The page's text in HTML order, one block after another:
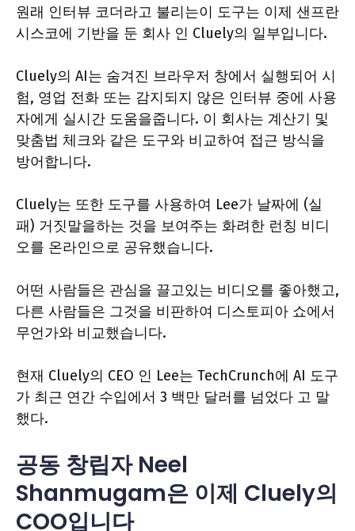
원래 인터뷰 코더라고 불리는이 도구는 이제 샌프란
시스코에 기반을 둔 회사 인 Cluely의 일부입니다.
Cluely의 AI는 숨겨진 브라우저 창에서 실행되어 시
험, 영업 전화 또는 감지되지 않은 인터뷰 중에 사용
자에게 실시간 도움을줍니다. 이 회사는 계산기 및
맞춤법 체크와 같은 도구와 비교하여 접근 방식을
방어합니다.
Cluely는 또한 도구를 사용하여 Lee가 날짜에 (실
패) 거짓말을하는 것을 보여주는 화려한 런칭 비디
오를 온라인으로 공유했습니다.
어떤 사람들은 관심을 끌고있는 비디오를 좋아했고,
다른 사람들은 그것을 비판하여 디스토피아 쇼에서
무언가와 비교했습니다.
현재 Cluely의 CEO 인 Lee는 TechCrunch에 AI 도구
가 최근 연간 수입에서 3 백만 달러를 넘었다 고 말
했다.
공동 창립자 Neel
Shanmugam은 이제 Cluely의
COO입니다